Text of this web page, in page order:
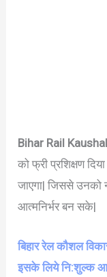
Bihar Rail
को फ्री प्रशिक्षण
जाएगा| जिससे उनको
आत्मनिर्भर बन सके|
बिहार रेल कौशल
इसके लिये नि:शुल्क